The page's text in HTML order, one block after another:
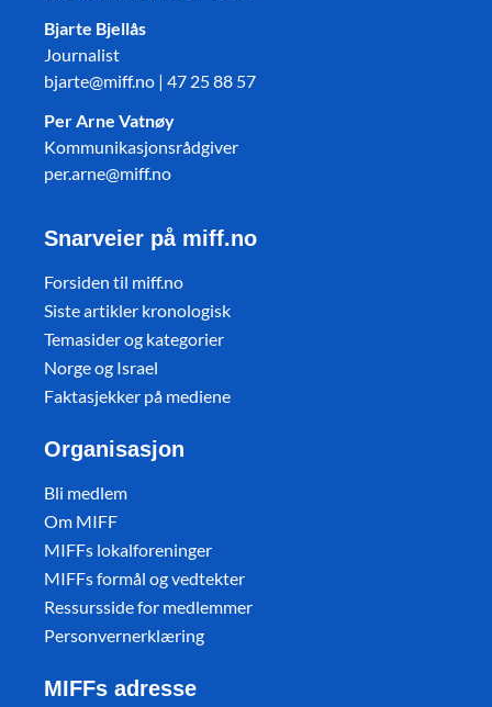
Bjarte Bjellås
Journalist
bjarte@miff.no | 47 25 88 57
Per Arne Vatnøy
Kommunikasjonsrådgiver
per.arne@miff.no
Snarveier på miff.no
Forsiden til miff.no
Siste artikler kronologisk
Temasider og kategorier
Norge og Israel
Faktasjekker på mediene
Organisasjon
Bli medlem
Om MIFF
MIFFs lokalforeninger
MIFFs formål og vedtekter
Ressursside for medlemmer
Personvernerklæring
MIFFs adresse